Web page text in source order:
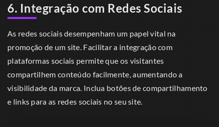
6. Integração com Redes Sociais
As redes sociais desempenham um papel vital na
promoção de um site. Facilitar a integração com
plataformas sociais permite que os visitantes
compartilhem conteúdo facilmente, aumentando a
visibilidade da marca. Inclua botões de compartilhamento
e links para as redes sociais no seu site.